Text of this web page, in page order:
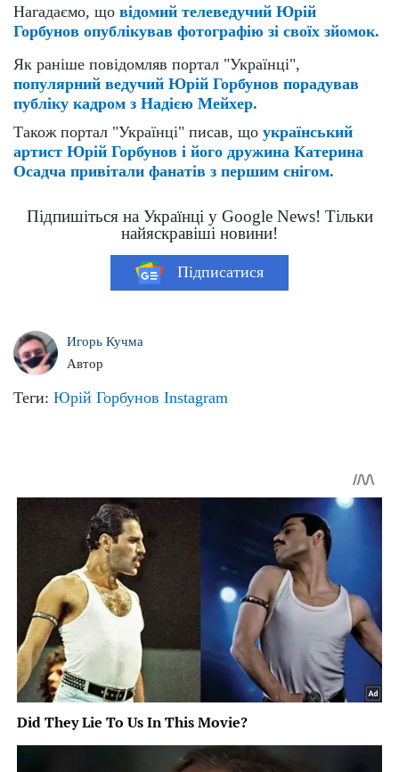
Нагадаємо, що відомий телеведучий Юрій
Горбунов опублікував фотографію зі своїх зйомок.
Як раніше повідомляв портал "Українці",
популярний ведучий Юрій Горбунов порадував
публіку кадром з Надією Мейхер.
Також портал "Українці" писав, що український
артист Юрій Горбунов і його дружина Катерина
Осадча привітали фанатів з першим снігом.
Підпишіться на Українці у Google News! Тільки
найяскравіші новини!
Підписатися
Игорь Кучма
Автор
Теги: Юрій Горбунов Instagram